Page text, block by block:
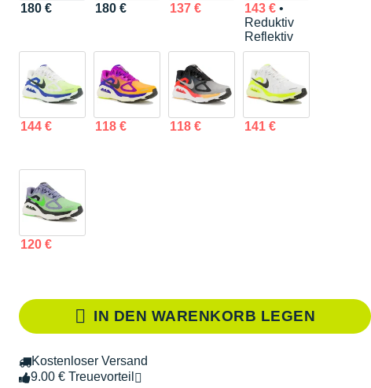
180 € 180 € 137 € 143 €•
Reduktiv
Reflektiv
144 € 118 € 118 € 141 €
120 €
IN DEN WARENKORB LEGEN
Kostenloser Versand
9.00 € Treuevorteil